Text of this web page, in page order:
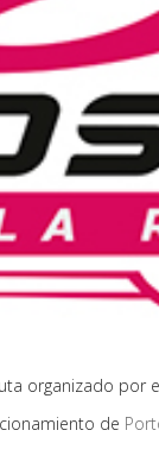
organizado por
de